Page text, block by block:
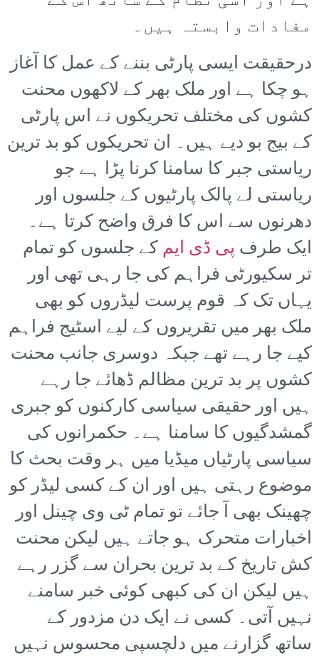
مفادات وابستہ ہیں۔
درحقیقت ایسی پارٹی بننے کے عمل کا آغاز
ہو چکا ہے اور ملک بھر کے لاکھوں محنت
کشوں کی مختلف تحریکوں نے اس پارٹی
کے بیج بو دیے ہیں۔ ان تحریکوں کو بد ترین
ریاستی جبر کا سامنا کرنا پڑا ہے جو
ریاستی لے پالک پارٹیوں کے جلسوں اور
دھرنوں سے اس کا فرق واضح کرتا ہے۔
ایک طرفپی ڈی ایمکے جلسوں کو تمام
تر سکیورٹی فراہم کی جا رہی تھی اور
یہاں تک کہ قوم پرست لیڈروں کو بھی
ملک بھر میں تقریروں کے لیے اسٹیج فراہم
کیے جا رہے تھے جبکہ دوسری جانب محنت
کشوں پر بد ترین مظالم ڈھائے جا رہے
ہیں اور حقیقی سیاسی کارکنوں کو جبری
گمشدگیوں کا سامنا ہے۔ حکمرانوں کی
سیاسی پارٹیاں میڈیا میں ہر وقت بحث کا
موضوع رہتی ہیں اور ان کے کسی لیڈر کو
چھینک بھی آ جائے تو تمام ٹی وی چینل اور
اخبارات متحرک ہو جاتے ہیں لیکن محنت
کش تاریخ کے بد ترین بحران سے گزر رہے
ہیں لیکن ان کی کبھی کوئی خبر سامنے
نہیں آتی۔ کسی نے ایک دن مزدور کے
ساتھ گزارنے میں دلچسپی محسوس نہیں